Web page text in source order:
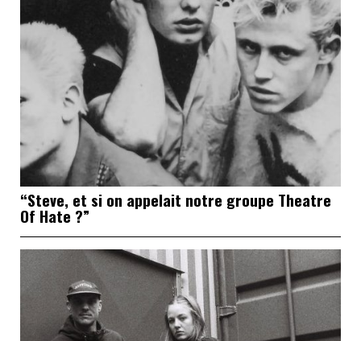
“Steve, et si on appelait notre groupe Theatre
Of Hate ?”